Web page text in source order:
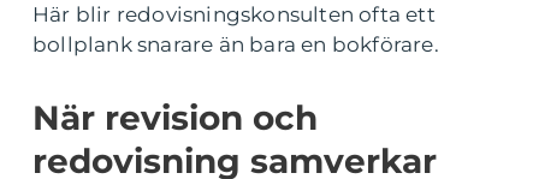
Här blir redovisningskonsulten ofta ett
bollplank snarare än bara en bokförare.
När revision och
redovisning samverkar